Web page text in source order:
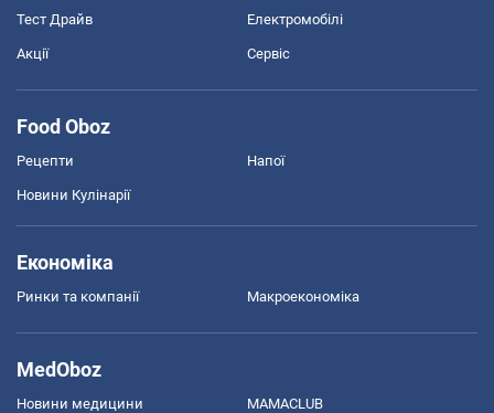
Тест Драйв Електромобілі
Акції Сервіс
Food Oboz
Рецепти Напої
Новини Кулінарії
Економіка
Ринки та компанії Макроекономіка
MedOboz
Новини медицини MAMACLUB